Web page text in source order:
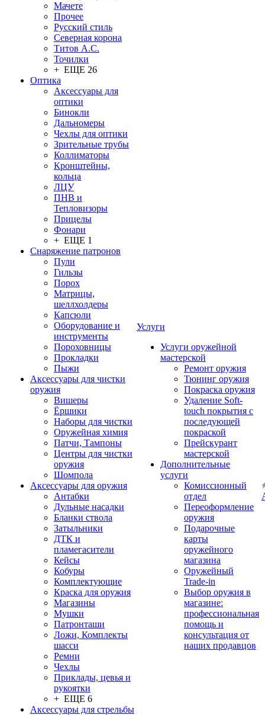
Мачете
Прочее
Русский стиль
Северная корона
Титов А.С.
Точилки
+ ЕЩЕ 26
Оптика
Аксессуары для
оптики
Бинокли
Дальномеры
Чехлы для оптики
Зрительные трубы
Коллиматоры
Кронштейны,
кольца
ЛЦУ
ПНВ и
Тепловизоры
Прицелы
Фонари
+ ЕЩЕ 1
Снаряжение патронов
Пули
Гильзы
Порох
Матрицы,
шеллхолдеры
Капсюли
Оборудование и
инструменты
Пороховницы
Прокладки
Пыжи
Аксессуары для чистки
оружия
Вишеры
Ёршики
Наборы для чистки
Оружейная химия
Патчи, Тампоны
Центры для чистки
оружия
Шомпола
Аксессуары для оружия
Антабки
Дульные насадки
Бланки ствола
Затыльники
ДТК и
пламегасители
Кейсы
Кобуры
Комплектующие
Краска для оружия
Магазины
Мушки
Патронташи
Ложи, Комплекты
шасси
Ремни
Чехлы
Приклады, цевья и
рукоятки
+ ЕЩЕ 6
Аксессуары для стрельбы
Услуги
Услуги оружейной
мастерской
Ремонт оружия
Тюнинг оружия
Покраска оружия
Удаление Soft-
touch покрытия с
последующей
покраской
Прейскурант
мастерской
Дополнительные
услуги
Комиссионный
отдел
Переоформление
оружия
Подарочные
карты
оружейного
магазина
Оружейный
Trade-in
Выбор оружия в
магазине:
профессиональная
помощь и
консультация от
наших продавцов